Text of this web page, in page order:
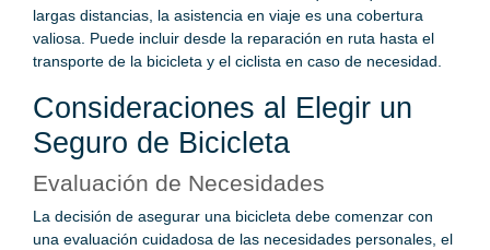
largas distancias, la asistencia en viaje es una cobertura
valiosa. Puede incluir desde la reparación en ruta hasta el
transporte de la bicicleta y el ciclista en caso de necesidad.
Consideraciones al Elegir un
Seguro de Bicicleta
Evaluación de Necesidades
La decisión de asegurar una bicicleta debe comenzar con
una evaluación cuidadosa de las necesidades personales, el